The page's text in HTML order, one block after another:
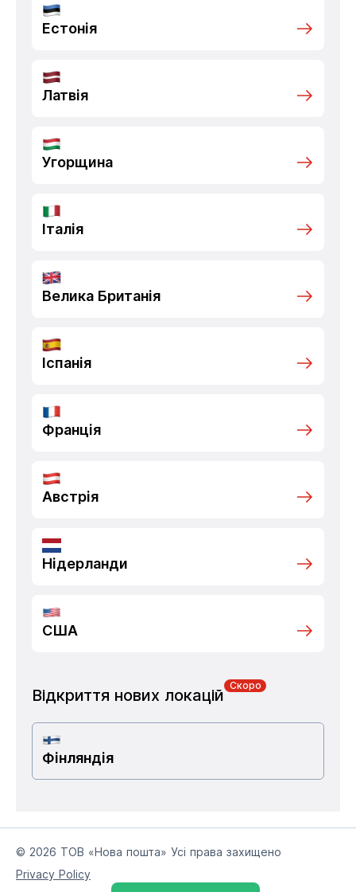
Естонія
Латвія
Угорщина
Італія
Велика Британія
Іспанія
Франція
Австрія
Нідерланди
США
Відкриття нових локацій
Скоро
Фінляндія
© 2026 ТОВ «Нова пошта» Усі права захищено
Privacy Policy